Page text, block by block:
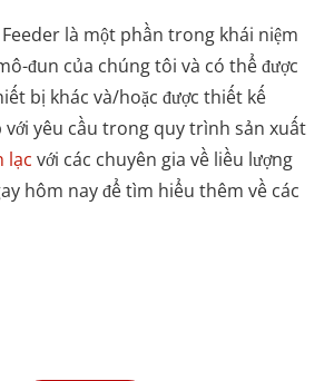
là một phần trong khái niệm
đun của chúng tôi và có thể được
bị khác và/hoặc được thiết kế
với yêu cầu trong quy trình sản xuất
lạc với các chuyên gia về liều lượng
hôm nay để tìm hiểu thêm về các